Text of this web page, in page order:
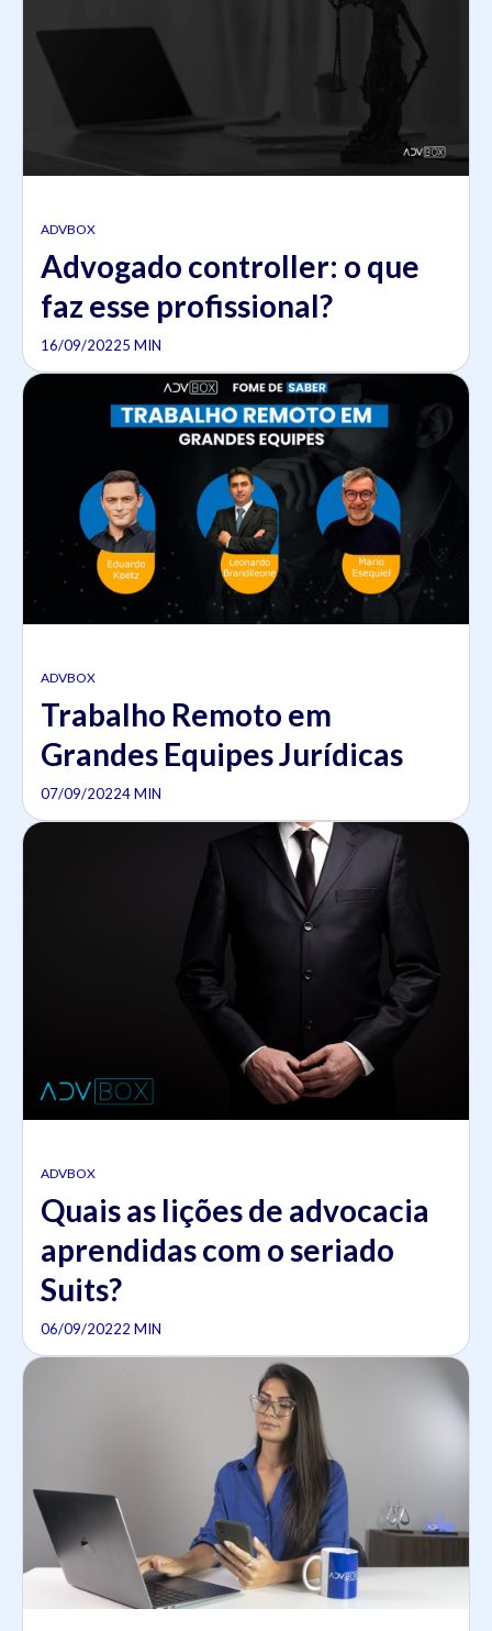
ADVBOX
Advogado controller: o que
faz esse profissional?
16/09/20225 MIN
ADVBOX
Trabalho Remoto em
Grandes Equipes Jurídicas
07/09/20224 MIN
ADVBOX
Quais as lições de advocacia
aprendidas com o seriado
Suits?
06/09/20222 MIN